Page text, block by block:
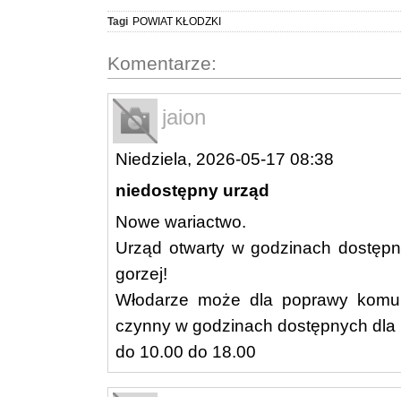
Tagi POWIAT KŁODZKI
Komentarze:
jaion
Niedziela, 2026-05-17 08:38
niedostępny urząd
Nowe wariactwo.
Urząd otwarty w godzinach
gorzej!
Włodarze może dla poprawy
czynny w godzinach dostępnych
do 10.00 do 18.00